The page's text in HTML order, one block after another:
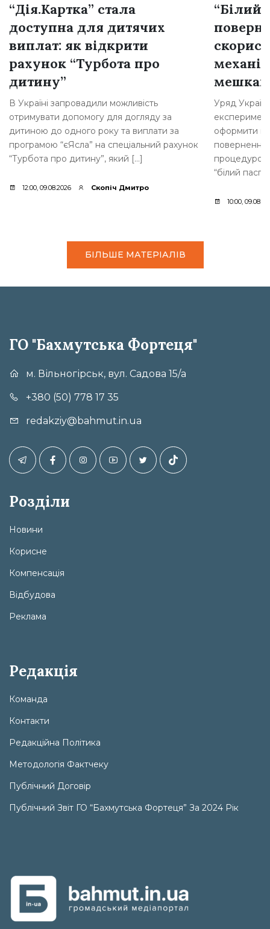
“Дія.Картка” стала
доступна для дитячих
виплат: як відкрити
рахунок “Турбота про
дитину”
В Україні запровадили можливість
отримувати допомогу для догляду за
дитиною до одного року та виплати за
програмою “єЯсла” на спеціальний рахунок
“Турбота про дитину”, який […]
12:00, 09.08.2026 Скопіч Дмитро
“Білий
Уряд
оформити
повернення
“білий
10:00,
БІЛЬШЕ МАТЕРІАЛІВ
ГО "Бахмутська Фортеця"
м. Вільногірськ, вул. Садова 15/а
+380 (50) 778 17 35
redakziy@bahmut.in.ua
Розділи
Новини
Корисне
Компенсація
Відбудова
Реклама
Редакція
Команда
Контакти
Редакційна Політика
Методологія Фактчеку
Публічний Договір
Публічний Звіт ГО “Бахмутська Фортеця” За 2024 Рік